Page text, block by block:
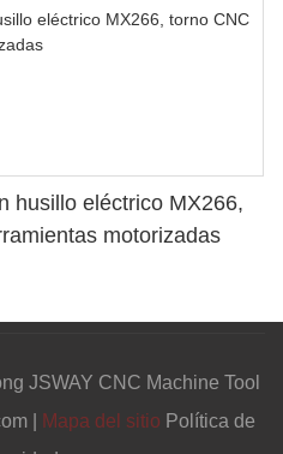
husillo eléctrico MX266,
motorizadas
JSWAY CNC Machine Tool
|
Mapa del sitio Política de